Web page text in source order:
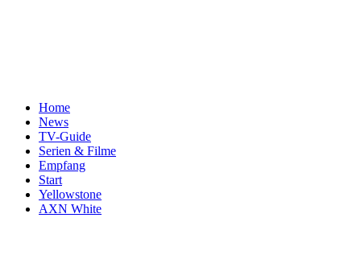
Home
News
TV-Guide
Serien & Filme
Empfang
Start
Yellowstone
AXN White